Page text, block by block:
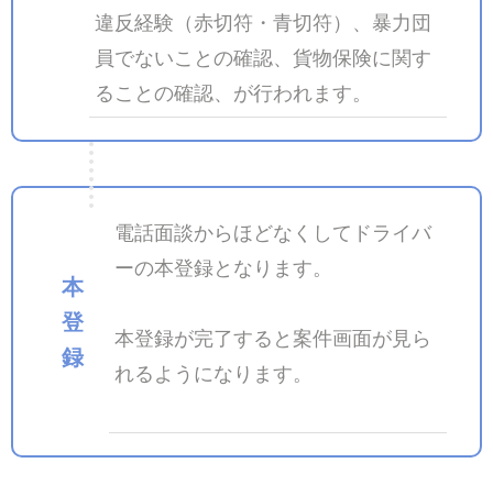
違反経験（赤切符・青切符）、暴力団
員でないことの確認、貨物保険に関す
ることの確認、が行われます。
本
登
録
電話面談からほどなくしてドライバ
ーの本登録となります。
本登録が完了すると案件画面が見ら
れるようになります。